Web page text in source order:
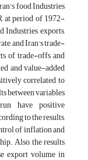
food Industries
at period of 1972-
Industries exports,
and Iran's trade-
of trade-offs and
and value-added
correlated to
between variables
have positive
to the results,
of inflation and
Also, the results
export volume in